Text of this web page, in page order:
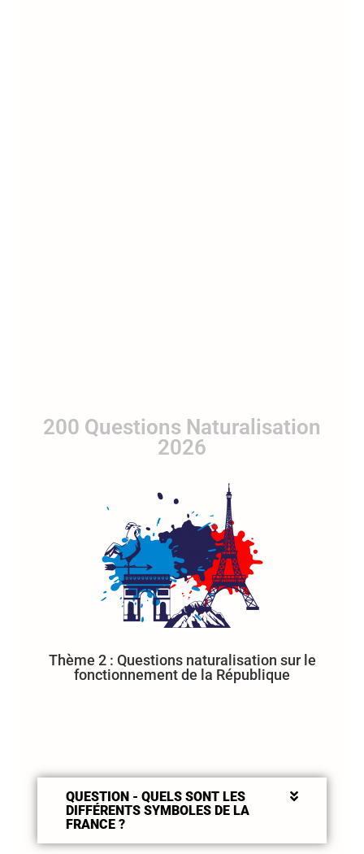
200 Questions Naturalisation
2026
Thème 2 : Questions naturalisation sur le
fonctionnement de la République
QUESTION - QUELS SONT LES
DIFFÉRENTS SYMBOLES DE LA
FRANCE ?